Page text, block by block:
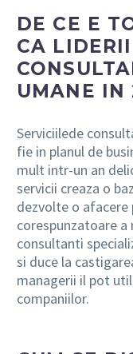
DE CE E
CA
UMANE IN
Serviciilede
fie in planul de
mult intr-un an
servicii creaza o
dezvolte o afacere
corespunzatoare
consultanti
si duce la
managerii il pot
companiilor.